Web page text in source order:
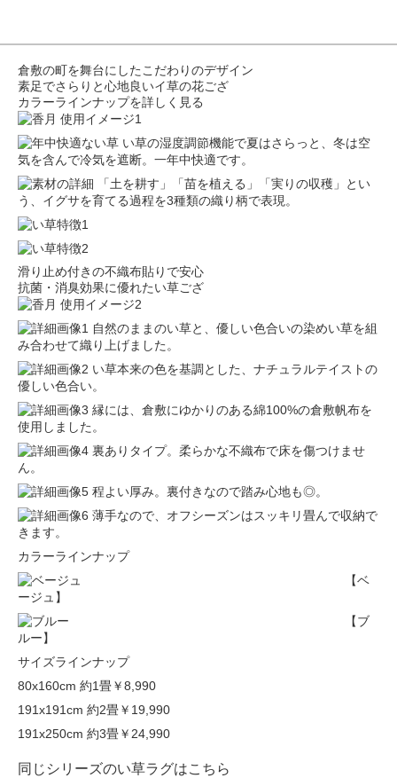
倉敷の町を舞台にしたこだわりのデザイン
素足でさらりと心地良いイ草の花ござ
カラーラインナップを詳しく見る
い草の湿度調節機能で夏はさらっと、冬は空
気を含んで冷気を遮断。一年中快適です。
「土を耕す」「苗を植える」「実りの収穫」とい
う、イグサを育てる過程を3種類の織り柄で表現。
滑り止め付きの不織布貼りで安心
抗菌・消臭効果に優れたい草ござ
自然のままのい草と、優しい色合いの染めい草を組
み合わせて織り上げました。
い草本来の色を基調とした、ナチュラルテイストの
優しい色合い。
縁には、倉敷にゆかりのある綿100%の倉敷帆布を
使用しました。
裏ありタイプ。柔らかな不織布で床を傷つけませ
ん。
程よい厚み。裏付きなので踏み心地も◎。
薄手なので、オフシーズンはスッキリ畳んで収納で
きます。
カラーラインナップ
【ベ
ージュ】
【ブ
ルー】
サイズラインナップ
80x160cm 約1畳￥8,990
191x191cm 約2畳￥19,990
191x250cm 約3畳￥24,990
同じシリーズのい草ラグはこちら